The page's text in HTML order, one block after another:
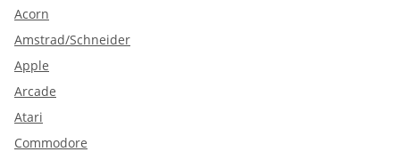
Acorn
Amstrad/Schneider
Apple
Arcade
Atari
Commodore